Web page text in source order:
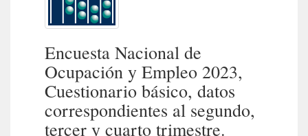
Encuesta Nacional de
Ocupación y Empleo 2023,
Cuestionario básico, datos
correspondientes al segundo,
tercer y cuarto trimestre.